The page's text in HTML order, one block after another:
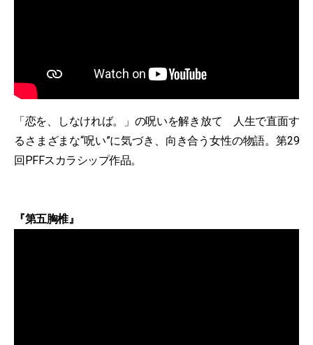
「恋を、しなければ。」の呪いを解き放て 人生で直面す
るさまざまな“呪い”に気づき、向き合う女性の物語。第29
回PFFスカラシップ作品。
『第五胸椎』